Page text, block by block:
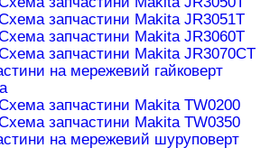
запчастини Makita JR3051T
запчастини Makita JR3060T
запчастини Makita JR3070CT
на мережевий гайковерт
запчастини Makita TW0200
запчастини Makita TW0350
на мережевий шуруповерт